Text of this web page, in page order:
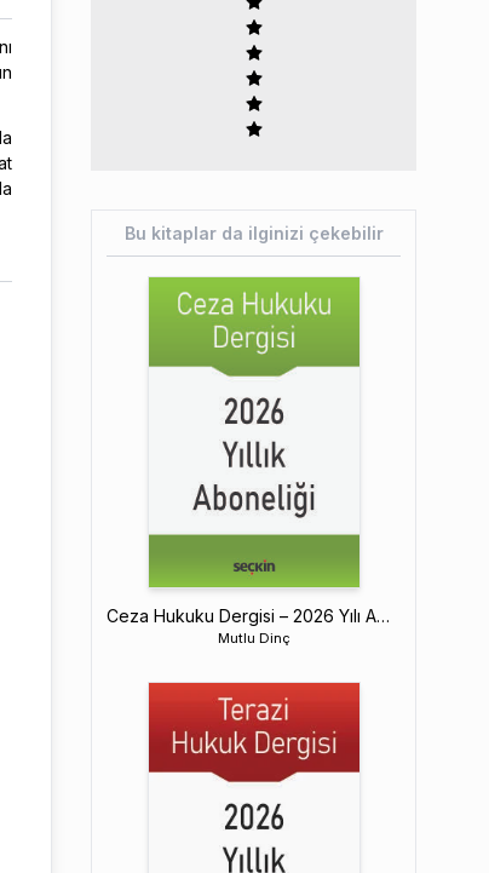
Bu kitaplar da ilginizi çekebilir
Ceza Hukuku Dergisi – 2026 Yılı Abonelik
Mutlu Dinç